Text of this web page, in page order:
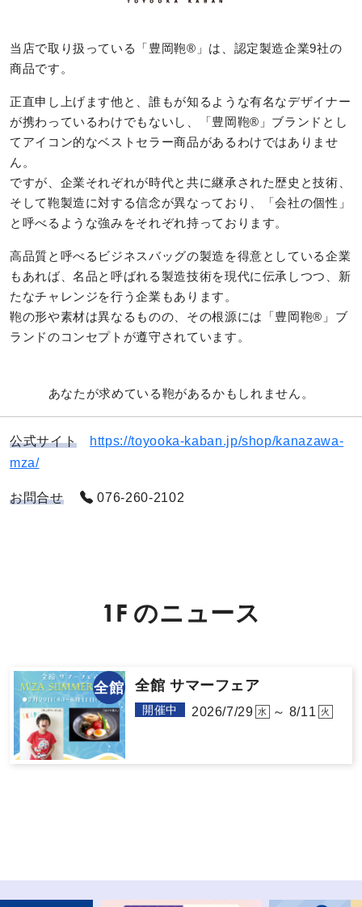
当店で取り扱っている「豊岡鞄®️」は、認定製造企業9社の
商品です。
正直申し上げます他と、誰もが知るような有名なデザイナー
が携わっているわけでもないし、「豊岡鞄®️」ブランドとし
てアイコン的なベストセラー商品があるわけではありませ
ん。
ですが、企業それぞれが時代と共に継承された歴史と技術、
そして鞄製造に対する信念が異なっており、「会社の個性」
と呼べるような強みをそれぞれ持っております。
高品質と呼べるビジネスバッグの製造を得意としている企業
もあれば、名品と呼ばれる製造技術を現代に伝承しつつ、新
たなチャレンジを行う企業もあります。
鞄の形や素材は異なるものの、その根源には「豊岡鞄®️」ブ
ランドのコンセプトが遵守されています。
あなたが求めている鞄があるかもしれません。
公式サイト
https://toyooka-kaban.jp/shop/kanazawa-
mza/
お問合せ 076-260-2102
1F のニ ュース
全館 全館 サマーフェア
開催中 2026/7/29 水 ～ 8/11 火